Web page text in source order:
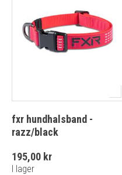
fxr hundhalsband -
razz/black
195,00 kr
I lager